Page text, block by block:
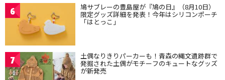
6 鳩サブレーの豊島屋が『鳩の日』（8月10日）
限定グッズ詳細を発表！今年はシリコンポーチ
「はとっこ」
7 土偶なりきりパーカーも！青森の縄文遺跡群で
発掘された土偶がモチーフのキュートなグッズ
が新発売